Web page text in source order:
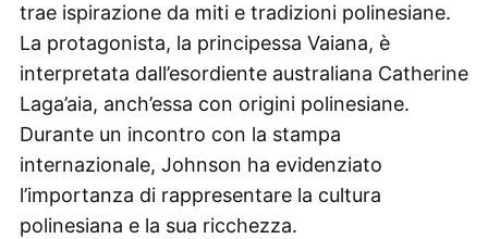
trae ispirazione da miti e tradizioni polinesiane.
La protagonista, la principessa Vaiana, è
interpretata dall’esordiente australiana Catherine
Laga’aia, anch’essa con origini polinesiane.
Durante un incontro con la stampa
internazionale, Johnson ha evidenziato
l’importanza di rappresentare la cultura
polinesiana e la sua ricchezza.